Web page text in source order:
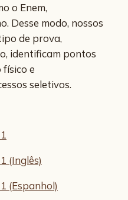
o Enem,
Desse modo, nossos
de prova,
identificam pontos
e
seletivos.
(Inglês)
(Espanhol)